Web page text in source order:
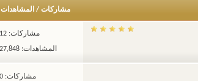
مشاركات/ المشاهدات
مشاركات: 12
المشاهدات: 27,848
مشاركات: 0